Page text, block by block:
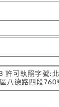
可執照字號:
八德路四段